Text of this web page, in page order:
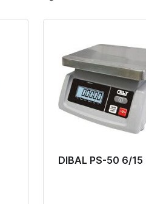
DIBAL PS-50 6/15